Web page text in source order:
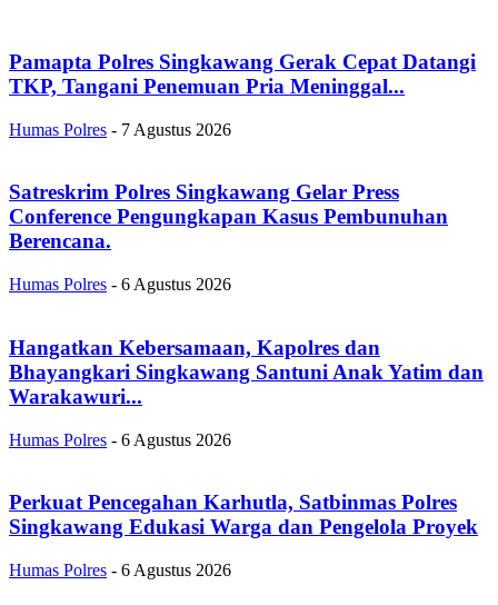
Pamapta Polres Singkawang Gerak Cepat Datangi
TKP, Tangani Penemuan Pria Meninggal...
Humas Polres - 7 Agustus 2026
Satreskrim Polres Singkawang Gelar Press
Conference Pengungkapan Kasus Pembunuhan
Berencana.
Humas Polres - 6 Agustus 2026
Hangatkan Kebersamaan, Kapolres dan
Bhayangkari Singkawang Santuni Anak Yatim dan
Warakawuri...
Humas Polres - 6 Agustus 2026
Perkuat Pencegahan Karhutla, Satbinmas Polres
Singkawang Edukasi Warga dan Pengelola Proyek
Humas Polres - 6 Agustus 2026